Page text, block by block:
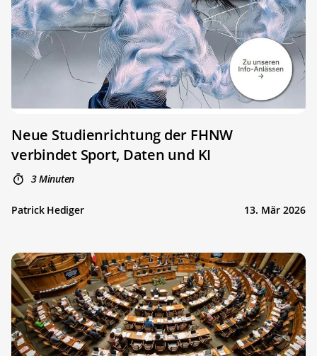
Neue Studienrichtung der FHNW
verbindet Sport, Daten und KI
3 Minuten
Patrick Hediger 13. Mär 2026